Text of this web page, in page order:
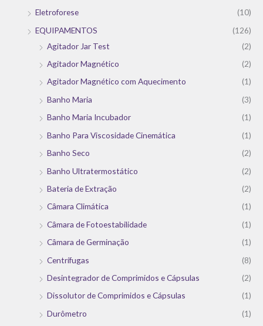
Eletroforese
(10)
EQUIPAMENTOS
(126)
Agitador Jar Test
(2)
Agitador Magnético
(2)
Agitador Magnético com Aquecimento
(1)
Banho Maria
(3)
Banho Maria Incubador
(1)
Banho Para Viscosidade Cinemática
(1)
Banho Seco
(2)
Banho Ultratermostático
(2)
Bateria de Extração
(2)
Câmara Climática
(1)
Câmara de Fotoestabilidade
(1)
Câmara de Germinação
(1)
Centrífugas
(8)
Desintegrador de Comprimidos e Cápsulas
(2)
Dissolutor de Comprimidos e Cápsulas
(1)
Durômetro
(1)